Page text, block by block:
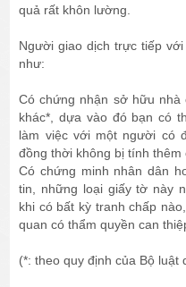
quả rất khôn lường.
Người giao dịch trực tiếp
như:
Có chứng nhận sở hữu
khác*, dựa vào đó bạn có
làm việc với một người có
đồng thời không bị tính thêm
Có chứng minh nhân dân
tin, những loại giấy tờ này
khi có bất kỳ tranh chấp
quan có thẩm quyền can
(*: theo quy định của Bộ luật